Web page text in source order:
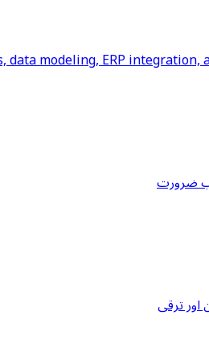
data modeling, ERP integration,
ضرورت
ترقی